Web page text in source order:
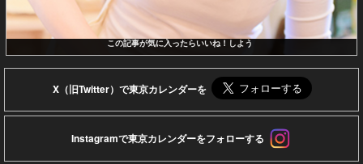
この記事が気に入ったらいいね！しよう
X（旧Twitter）で東京カレンダーを
Instagramで東京カレンダーをフォローする